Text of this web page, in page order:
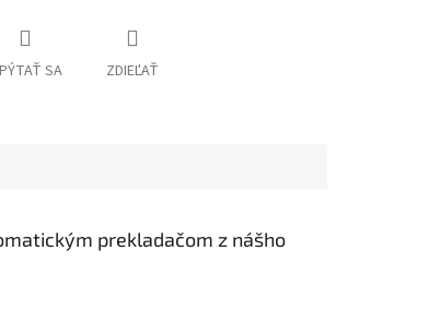
SA ZDIEĽAŤ